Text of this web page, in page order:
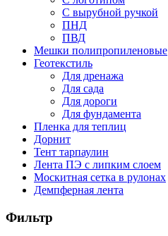
С вырубной ручкой
ПНД
ПВД
Мешки полипропиленовые
Геотекстиль
Для дренажа
Для сада
Для дороги
Для фундамента
Пленка для теплиц
Дорнит
Тент тарпаулин
Лента ПЭ с липким слоем
Москитная сетка в рулонах
Демпферная лента
Фильтр